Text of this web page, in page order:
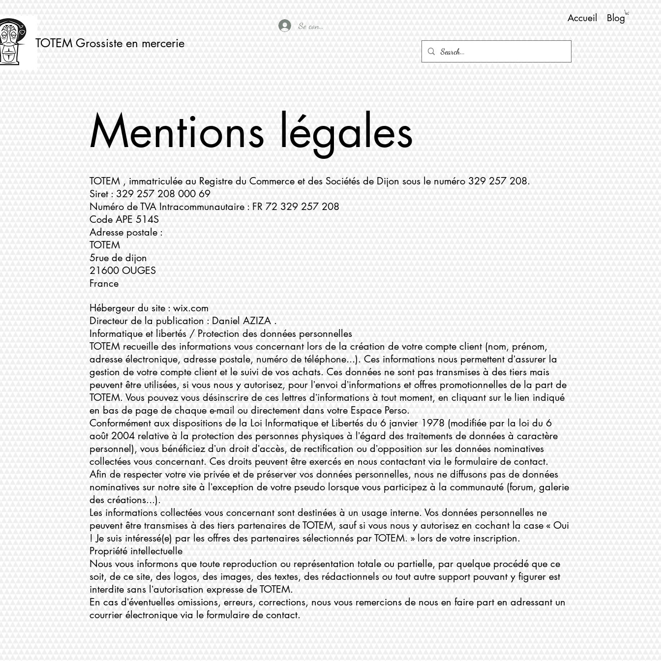
Accueil Blog
Se connecter
TOTEM Grossiste en mercerie
Mentions légales
TOTEM , immatriculée au Registre du Commerce et des Sociétés de Dijon sous le numéro 329 257 208.
Siret : 329 257 208 000 69
Numéro de TVA Intracommunautaire : FR 72 329 257 208
Code APE 514S
Adresse postale :
TOTEM
5rue de dijon
21600 OUGES
France
Hébergeur du site : wix.com
Directeur de la publication : Daniel AZIZA .
Informatique et libertés / Protection des données personnelles
TOTEM recueille des informations vous concernant lors de la création de votre compte client (nom, prénom,
adresse électronique, adresse postale, numéro de téléphone...). Ces informations nous permettent dʼassurer la
gestion de votre compte client et le suivi de vos achats. Ces données ne sont pas transmises à des tiers mais
peuvent être utilisées, si vous nous y autorisez, pour lʼenvoi dʼinformations et offres promotionnelles de la part de
TOTEM. Vous pouvez vous désinscrire de ces lettres dʼinformations à tout moment, en cliquant sur le lien indiqué
en bas de page de chaque e-mail ou directement dans votre Espace Perso.
Conformément aux dispositions de la Loi Informatique et Libertés du 6 janvier 1978 (modifiée par la loi du 6
août 2004 relative à la protection des personnes physiques à lʼégard des traitements de données à caractère
personnel), vous bénéficiez dʼun droit dʼaccès, de rectification ou dʼopposition sur les données nominatives
collectées vous concernant. Ces droits peuvent être exercés en nous contactant via le formulaire de contact.
Afin de respecter votre vie privée et de préserver vos données personnelles, nous ne diffusons pas de données
nominatives sur notre site à lʼexception de votre pseudo lorsque vous participez à la communauté (forum, galerie
des créations...).
Les informations collectées vous concernant sont destinées à un usage interne. Vos données personnelles ne
peuvent être transmises à des tiers partenaires de TOTEM, sauf si vous nous y autorisez en cochant la case « Oui
! Je suis intéressé(e) par les offres des partenaires sélectionnés par TOTEM. » lors de votre inscription.
Propriété intellectuelle
Nous vous informons que toute reproduction ou représentation totale ou partielle, par quelque procédé que ce
soit, de ce site, des logos, des images, des textes, des rédactionnels ou tout autre support pouvant y figurer est
interdite sans lʼautorisation expresse de TOTEM.
En cas dʼéventuelles omissions, erreurs, corrections, nous vous remercions de nous en faire part en adressant un
courrier électronique via le formulaire de contact.